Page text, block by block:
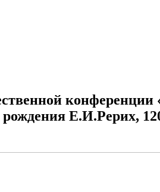
конференции
Е.И.Рерих,